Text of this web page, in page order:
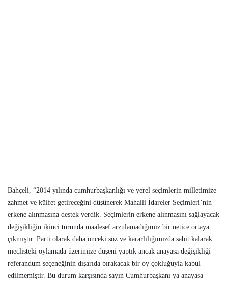
Bahçeli, “2014 yılında cumhurbaşkanlığı ve yerel seçimlerin milletimize
zahmet ve külfet getireceğini düşünerek Mahalli İdareler Seçimleri’nin
erkene alınmasına destek verdik. Seçimlerin erkene alınmasını sağlayacak
değişikliğin ikinci turunda maalesef arzulamadığımız bir netice ortaya
çıkmıştır. Parti olarak daha önceki söz ve kararlılığımızda sabit kalarak
meclisteki oylamada üzerimize düşeni yaptık ancak anayasa değişikliği
referandum seçeneğinin dışarıda bırakacak bir oy çokluğuyla kabul
edilmemiştir. Bu durum karşısında sayın Cumhurbaşkanı ya anayasa